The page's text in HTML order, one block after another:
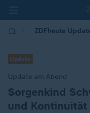
ZDFheute
Update
Update am Abend
:
Sorgenkind
und Kontinuität